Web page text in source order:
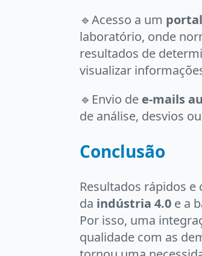
🔹Acesso a um
laboratório, onde
resultados de
visualizar
🔹 Envio de e-mails
de análise, desvios
Conclusão
Resultados rápidos
da indústria 4.0 e a
Por isso, uma
qualidade com as